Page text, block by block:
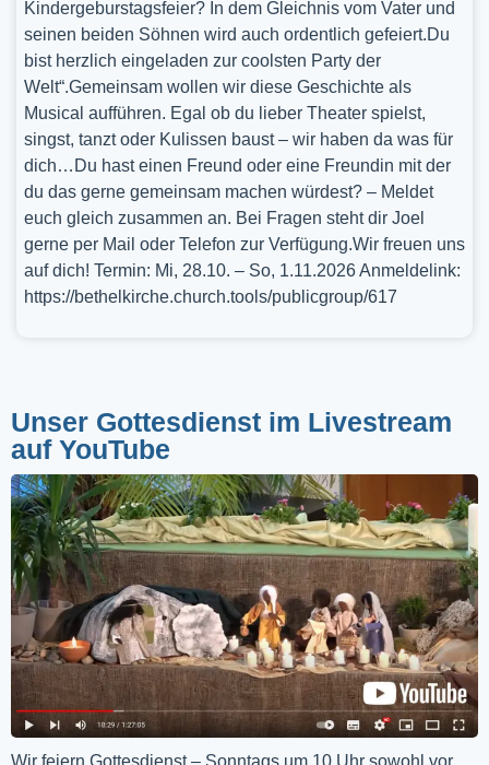
Kindergeburstagsfeier? In dem Gleichnis vom Vater und
seinen beiden Söhnen wird auch ordentlich gefeiert.Du
bist herzlich eingeladen zur coolsten Party der
Welt“.Gemeinsam wollen wir diese Geschichte als
Musical aufführen. Egal ob du lieber Theater spielst,
singst, tanzt oder Kulissen baust – wir haben da was für
dich…Du hast einen Freund oder eine Freundin mit der
du das gerne gemeinsam machen würdest? – Meldet
euch gleich zusammen an. Bei Fragen steht dir Joel
gerne per Mail oder Telefon zur Verfügung.Wir freuen uns
auf dich! Termin: Mi, 28.10. – So, 1.11.2026 Anmeldelink:
https://bethelkirche.church.tools/publicgroup/617
Unser Gottesdienst im Livestream
auf YouTube
Wir feiern Gottesdienst – Sonntags um 10 Uhr sowohl vor